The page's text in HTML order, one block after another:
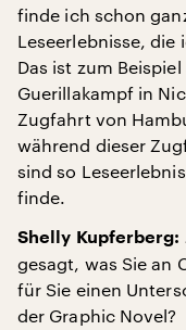
finde ich schon
Leseerlebnisse, die
Das ist zum
Guerillakampf in
Zugfahrt von
während dieser
sind so
finde.
Shelly Kupferberg:
gesagt, was Sie an
für Sie einen
der Graphic Novel?